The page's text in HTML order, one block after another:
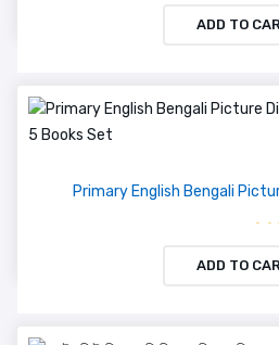
ADD TO
Primary English Bengali
৳
ADD TO